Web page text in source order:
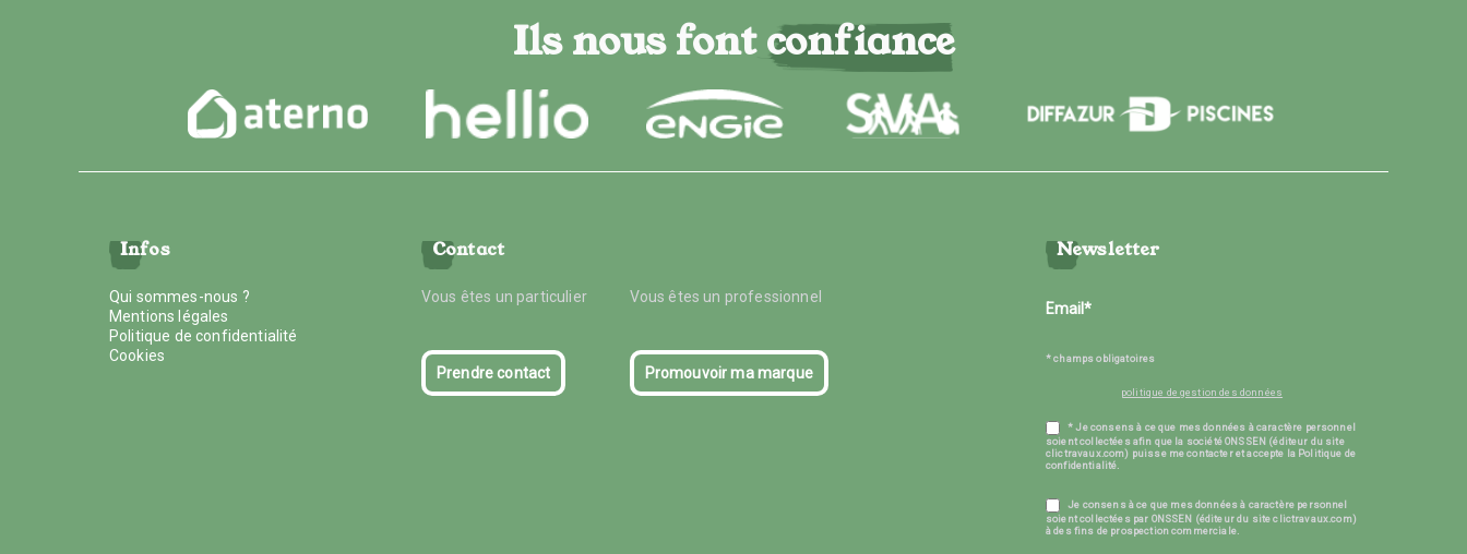
Ils nous font confiance
Infos
Qui sommes-nous ?
Mentions légales
Politique de confidentialité
Cookies
Contact
Vous êtes un particulier Vous êtes un professionnel
Prendre contact Promouvoir ma marque
Newsletter
* champs obligatoires
politique de gestion des données
* Je consens à ce que mes données à caractère personnel
soient collectées afin que la société ONSSEN (éditeur du site
clictravaux.com) puisse me contacter et accepte la Politique de
confidentialité.
Je consens à ce que mes données à caractère personnel
soient collectées par ONSSEN (éditeur du site clictravaux.com)
à des fins de prospection commerciale.